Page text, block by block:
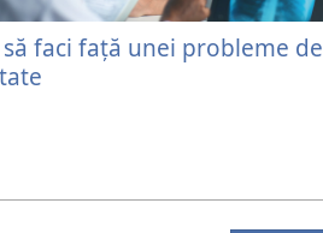
să faci față unei probleme de